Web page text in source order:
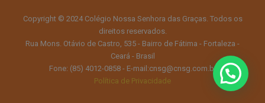
Copyright © 2024 Colégio Nossa Senhora das Graças. Todos os
direitos reservados.
Rua Mons. Otávio de Castro, 535 - Bairro de Fátima - Fortaleza -
Ceará - Brasil
Fone: (85) 4012-0858 - E-mail:cnsg@cnsg.com.br
Política de Privacidade